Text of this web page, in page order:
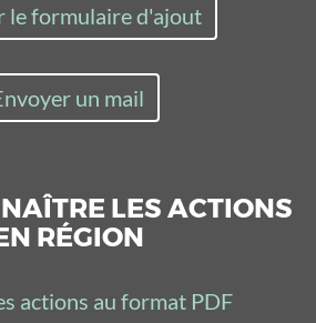
le formulaire d'ajout
un mail
LES ACTIONS
RÉGION
actions au format PDF